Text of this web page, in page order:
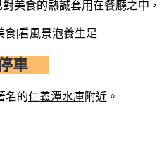
美食的熱誠套用在餐廳之中，
車
名的仁義潭水庫附近。